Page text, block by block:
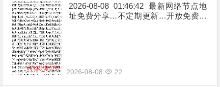
2026-08-08_01:46:42_最新网络节点地
址免费分享…不定期更新…开放免费分
2026-08-08 22